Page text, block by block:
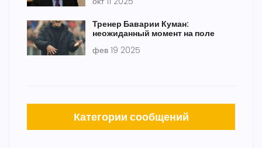
Тренер Баварии Куман:
неожиданный момент на поле
фев 19 2025
Категории сообщений